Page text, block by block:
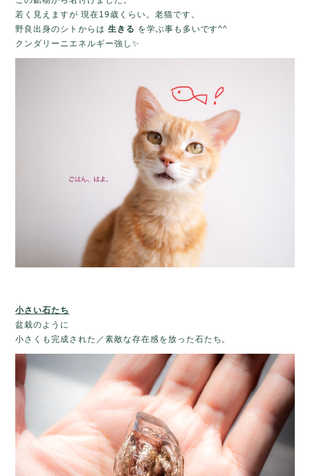
若く見えますが 現在19歳くらい。老猫です。
野良出身のシトからは 生きる を学ぶ事も多いです^^
クンダリーニエネルギー強し✨
小さい石たち
盆栽のように
小さくも完成された／素敵な存在感を放った石たち。